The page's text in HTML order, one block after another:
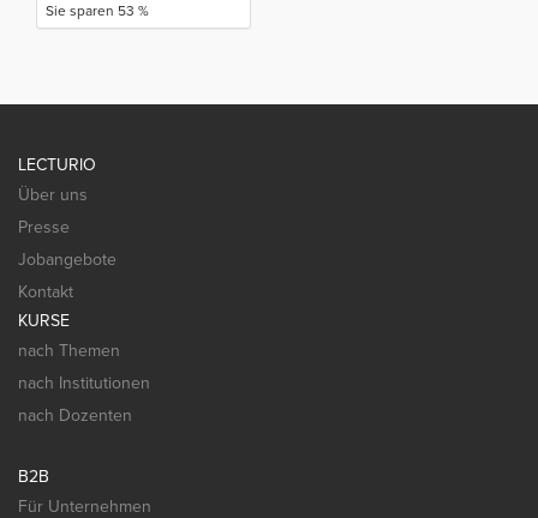
Sie sparen 53 %
LECTURIO
Über uns
Presse
Jobangebote
Kontakt
KURSE
nach Themen
nach Institutionen
nach Dozenten
B2B
Für Unternehmen